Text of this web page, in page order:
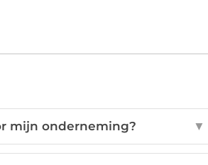
mijn onderneming? ▼